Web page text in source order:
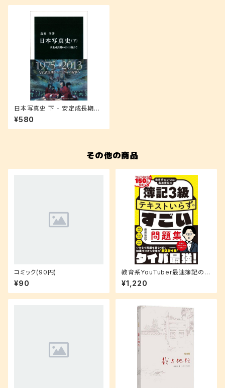
日本写真史 下 - 安定成長期か
ら3・11後まで (中公新書)
¥580
その他の商品
コミック(90円)
¥90
教育系YouTuber最速簿記の簿
記3級 テキストいらずのすごい
問題集
¥1,220